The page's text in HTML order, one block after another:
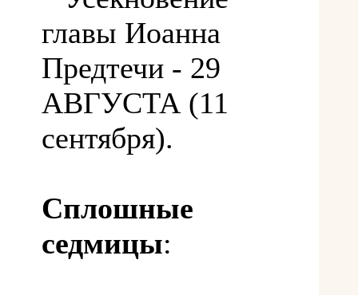
главы Иоанна
Предтечи - 29
АВГУСТА (11
сентября).
Сплошные
седмицы: